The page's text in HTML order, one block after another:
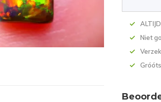
Niet